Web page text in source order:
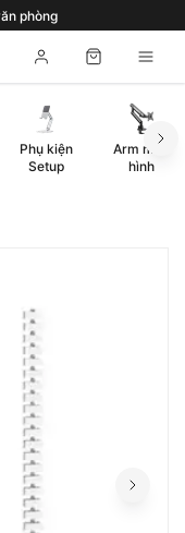
phòng
Phụ kiện
Setup
Arm màn
hình